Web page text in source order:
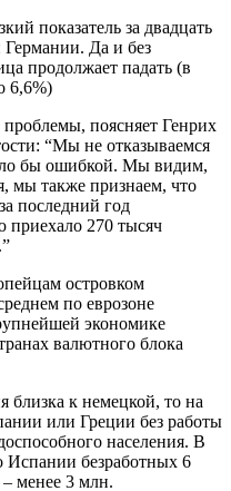
показатель за двадцать
Германии. Да и без
продолжает падать (в
6,6%)
поясняет Генрих
“Мы не отказываемся
бы ошибкой. Мы видим,
мы также признаем, что
последний год
приехало 270 тысяч
островком
по еврозоне
экономике
валютного блока
близка к немецкой, то на
или Греции без работы
населения. В
Испании безработных 6
менее 3 млн.